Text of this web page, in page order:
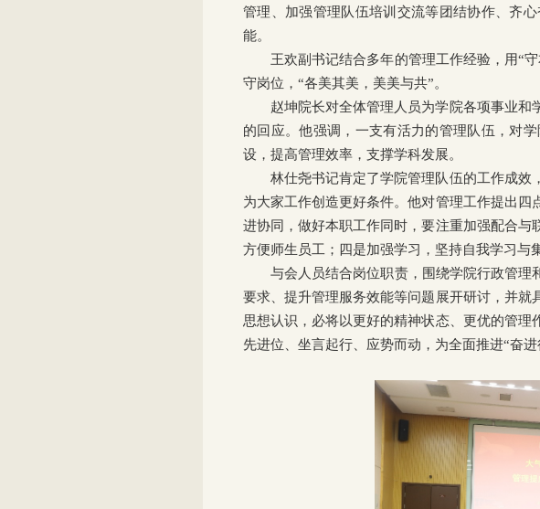
管理、加强管理队伍培训交流等团结协作、齐
能。
王欢副书记结合多年的管理工作经验，用“
守岗位，“各美其美，美美与共”。
赵坤院长对全体管理人员为学院各项事业
的回应。他强调，一支有活力的管理队伍，对
设，提高管理效率，支撑学科发展。
林仕尧书记肯定了学院管理队伍的工作成效
为大家工作创造更好条件。他对管理工作提出
进协同，做好本职工作同时，要注重加强配合
方便师生员工；四是加强学习，坚持自我学习与
与会人员结合岗位职责，围绕学院行政管理
要求、提升管理服务效能等问题展开研讨，并
思想认识，必将以更好的精神状态、更优的管
先进位、坐言起行、应势而动，为全面推进“奋进